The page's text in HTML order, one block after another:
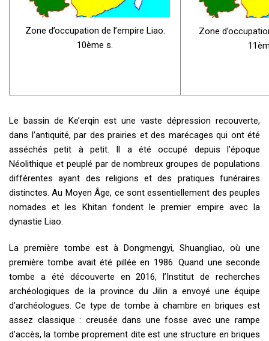
Zone d’occupation de l’empire Liao.
10ème s.
Zone
Le bassin de Ke’erqin est une vaste dépression recouverte,
dans l’antiquité, par des prairies et des marécages qui ont été
asséchés petit à petit. Il a été occupé depuis l’époque
Néolithique et peuplé par de nombreux groupes de populations
différentes ayant des religions et des pratiques funéraires
distinctes. Au Moyen Âge, ce sont essentiellement des peuples
nomades et les Khitan fondent le premier empire avec la
dynastie Liao.
La première tombe est à Dongmengyi, Shuangliao, où une
première tombe avait été pillée en 1986. Quand une seconde
tombe a été découverte en 2016, l’Institut de recherches
archéologiques de la province du Jilin a envoyé une équipe
d’archéologues. Ce type de tombe à chambre en briques est
assez classique : creusée dans une fosse avec une rampe
d’accès, la tombe proprement dite est une structure en briques